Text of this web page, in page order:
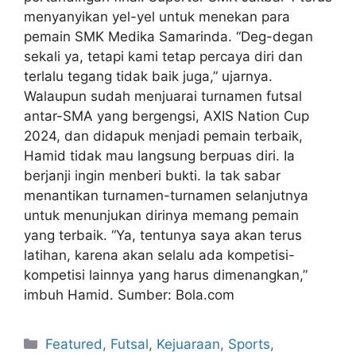
menyanyikan yel-yel untuk menekan para
pemain SMK Medika Samarinda. “Deg-degan
sekali ya, tetapi kami tetap percaya diri dan
terlalu tegang tidak baik juga,” ujarnya.
Walaupun sudah menjuarai turnamen futsal
antar-SMA yang bergengsi, AXIS Nation Cup
2024, dan didapuk menjadi pemain terbaik,
Hamid tidak mau langsung berpuas diri. Ia
berjanji ingin menberi bukti. Ia tak sabar
menantikan turnamen-turnamen selanjutnya
untuk menunjukan dirinya memang pemain
yang terbaik. “Ya, tentunya saya akan terus
latihan, karena akan selalu ada kompetisi-
kompetisi lainnya yang harus dimenangkan,”
imbuh Hamid. Sumber: Bola.com
Featured , Futsal, Kejuaraan, Sports,